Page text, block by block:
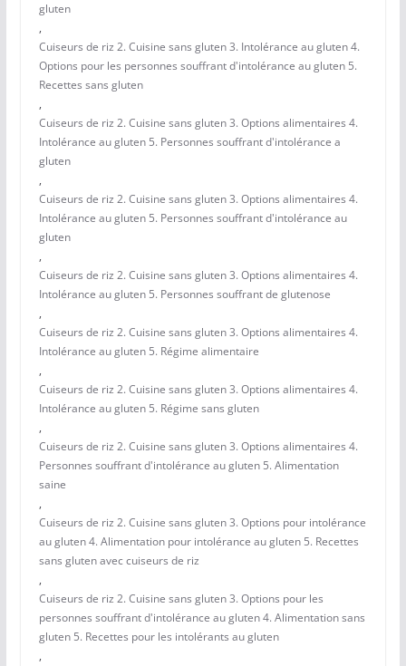
gluten
,
Cuiseurs de riz 2. Cuisine sans gluten 3. Intolérance au gluten 4.
Options pour les personnes souffrant d'intolérance au gluten 5.
Recettes sans gluten
,
Cuiseurs de riz 2. Cuisine sans gluten 3. Options alimentaires 4.
Intolérance au gluten 5. Personnes souffrant d'intolérance a
gluten
,
Cuiseurs de riz 2. Cuisine sans gluten 3. Options alimentaires 4.
Intolérance au gluten 5. Personnes souffrant d'intolérance au
gluten
,
Cuiseurs de riz 2. Cuisine sans gluten 3. Options alimentaires 4.
Intolérance au gluten 5. Personnes souffrant de glutenose
,
Cuiseurs de riz 2. Cuisine sans gluten 3. Options alimentaires 4.
Intolérance au gluten 5. Régime alimentaire
,
Cuiseurs de riz 2. Cuisine sans gluten 3. Options alimentaires 4.
Intolérance au gluten 5. Régime sans gluten
,
Cuiseurs de riz 2. Cuisine sans gluten 3. Options alimentaires 4.
Personnes souffrant d'intolérance au gluten 5. Alimentation
saine
,
Cuiseurs de riz 2. Cuisine sans gluten 3. Options pour intolérance
au gluten 4. Alimentation pour intolérance au gluten 5. Recettes
sans gluten avec cuiseurs de riz
,
Cuiseurs de riz 2. Cuisine sans gluten 3. Options pour les
personnes souffrant d'intolérance au gluten 4. Alimentation sans
gluten 5. Recettes pour les intolérants au gluten
,